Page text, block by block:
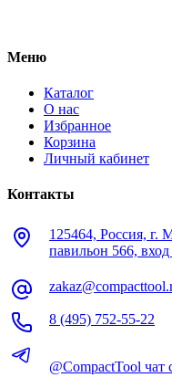
Меню
Каталог
О нас
Избранное
Корзина
Личный кабинет
Контакты
125464, Россия, г.
павильон 566,
8 (495) 752-55-22
@CompactTool чат